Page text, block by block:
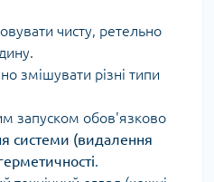
чисту, ретельно
змішувати різні типи
запуском обов'язково
системи (видалення
.